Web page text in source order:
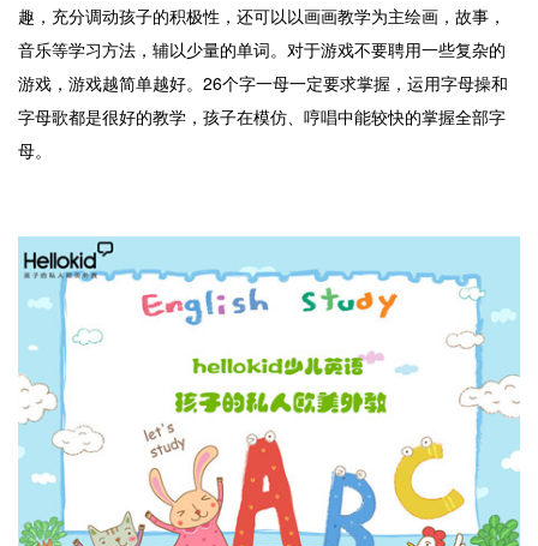
趣，充分调动孩子的积极性，还可以以画画教学为主绘画，故事，
音乐等学习方法，辅以少量的单词。对于游戏不要聘用一些复杂的
游戏，游戏越简单越好。26个字一母一定要求掌握，运用字母操和
字母歌都是很好的教学，孩子在模仿、哼唱中能较快的掌握全部字
母。